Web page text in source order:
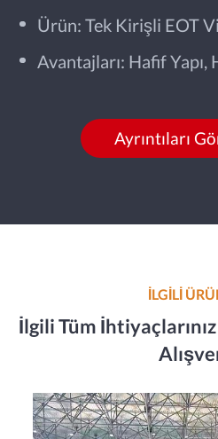
Ürün: Tek Kirişli EOT
Avantajları: Hafif Yapı,
Ayrıntıları
İLGİLİ
İlgili Tüm